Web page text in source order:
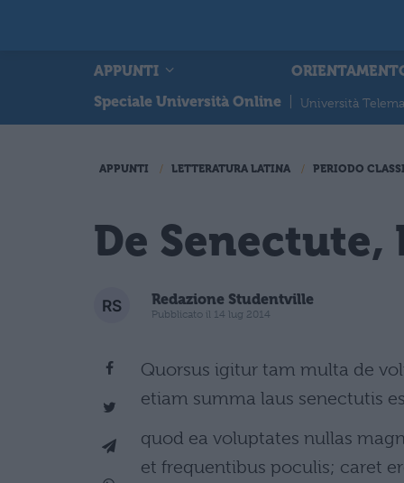
APPUNTI
Speciale Università Online
Università
APPUNTI LETTERATURA LATINA PERIODO
De Senectute,
Redazione Studentville
Pubblicato il 14 lug 2014
Quorsus igitur tam multa de
etiam summa laus senectutis
quod ea voluptates nullas
et frequentibus poculis; caret